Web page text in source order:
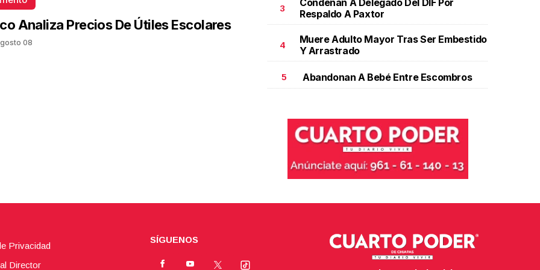
Analiza Precios De Útiles Escolares
08
Octubre 06 l 21 Visitas
3
Condenan A Delegado Del DIF Por
Respaldo A Paxtor
4
Muere Adulto Mayor Tras Ser Embestido
Y Arrastrado
5 Abandonan A Bebé Entre Escombros
Privacidad
Director
SÍGUENOS